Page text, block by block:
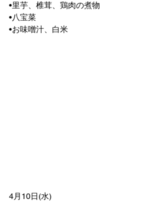
•里芋、椎茸、鶏肉の煮物
•八宝菜
•お味噌汁、白米
4月10日(水)